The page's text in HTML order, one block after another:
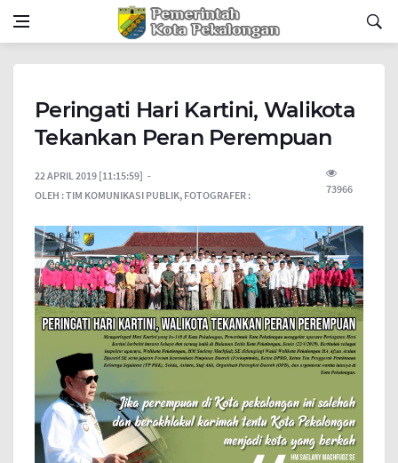
Peringati Hari Kartini, Walikota
Tekankan Peran Perempuan
22 APRIL 2019 [11:15:59]
OLEH :TIM KOMUNIKASI PUBLIK, FOTOGRAFER : 73966